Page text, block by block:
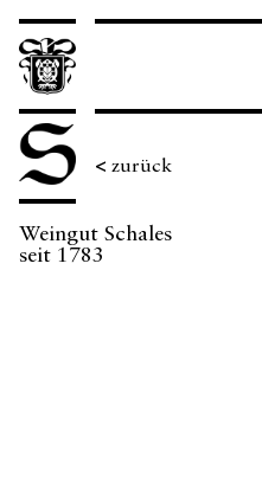
Weingut Schales
seit 1783
Keine
< zurück